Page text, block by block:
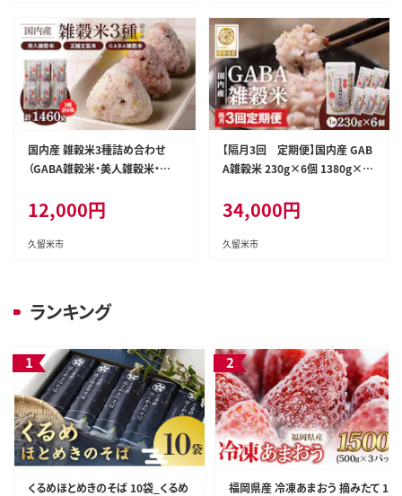
国内産 雑穀米3種詰め合わせ
（GABA雑穀米・美人雑穀米・五
12,000円
久留米市
【隔月3回 定期便】国内産 GAB
A雑穀米 230g×6個 1380g×3
34,000円
久留米市
ランキング
くるめほとめきのそば 10袋_くるめ
福岡県産 冷凍あまおう 摘みたて 1,